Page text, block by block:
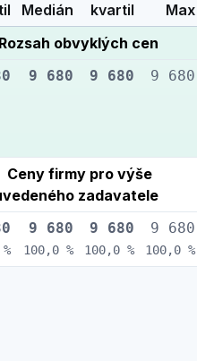
Medián
kvartil
Max
Rozsah obvyklých cen
9 680 9 680 9 680
Ceny firmy pro výše
zadavatele
9 680
100,0 %
9 680
100,0 %
9 680
100,0 %